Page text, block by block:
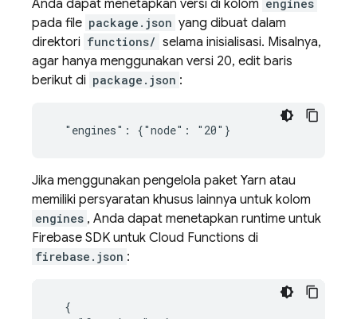
Anda dapat menetapkan versi di kolom engines
pada file package.json yang dibuat dalam
direktori functions/ selama inisialisasi. Misalnya,
agar hanya menggunakan versi 20, edit baris
berikut di package.json :
Jika menggunakan pengelola paket Yarn atau
memiliki persyaratan khusus lainnya untuk kolom
engines , Anda dapat menetapkan runtime untuk
Firebase SDK untuk Cloud Functions di
firebase.json :
  {